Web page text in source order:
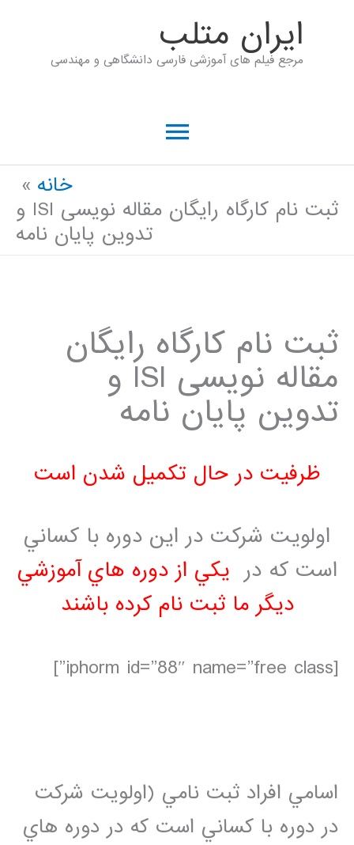
ايران متلب
مرجع فیلم های آموزشی فارسی دانشگاهی و مهندسی
فهرست
خانه
ثبت نام کارگاه رایگان مقاله نویسی ISI و
تدوین پایان نامه
ثبت نام کارگاه رایگان
مقاله نویسی ISI و
تدوین پایان نامه
ظرفيت در حال تكميل شدن است
اولويت شركت در اين دوره با كساني
است كه در يكي از دوره هاي آموزشي
ديگر ما ثبت نام كرده باشند
[iphorm id=”88″ name=”free class”]
اسامي افراد ثبت نامي (اولويت شركت
در دوره با كساني است كه در دوره هاي